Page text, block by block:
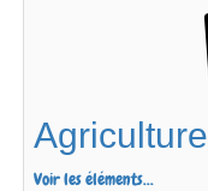
Agriculture
Voir les éléments...